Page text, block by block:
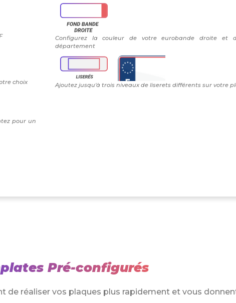
Configurez la couleur de votre eurobande droite et
département
choix Ajoutez jusqu'à trois niveaux de liserets différents sur votre
pour un
Pré-configurés
de réaliser vos plaques plus rapidement et vous